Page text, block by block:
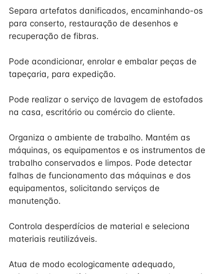
Separa artefatos danificados, encaminhando-os
para conserto, restauração de desenhos e
recuperação de fibras.
Pode acondicionar, enrolar e embalar peças de
tapeçaria, para expedição.
Pode realizar o serviço de lavagem de estofados
na casa, escritório ou comércio do cliente.
Organiza o ambiente de trabalho. Mantém as
máquinas, os equipamentos e os instrumentos de
trabalho conservados e limpos. Pode detectar
falhas de funcionamento das máquinas e dos
equipamentos, solicitando serviços de
manutenção.
Controla desperdícios de material e seleciona
materiais reutilizáveis.
Atua de modo ecologicamente adequado,